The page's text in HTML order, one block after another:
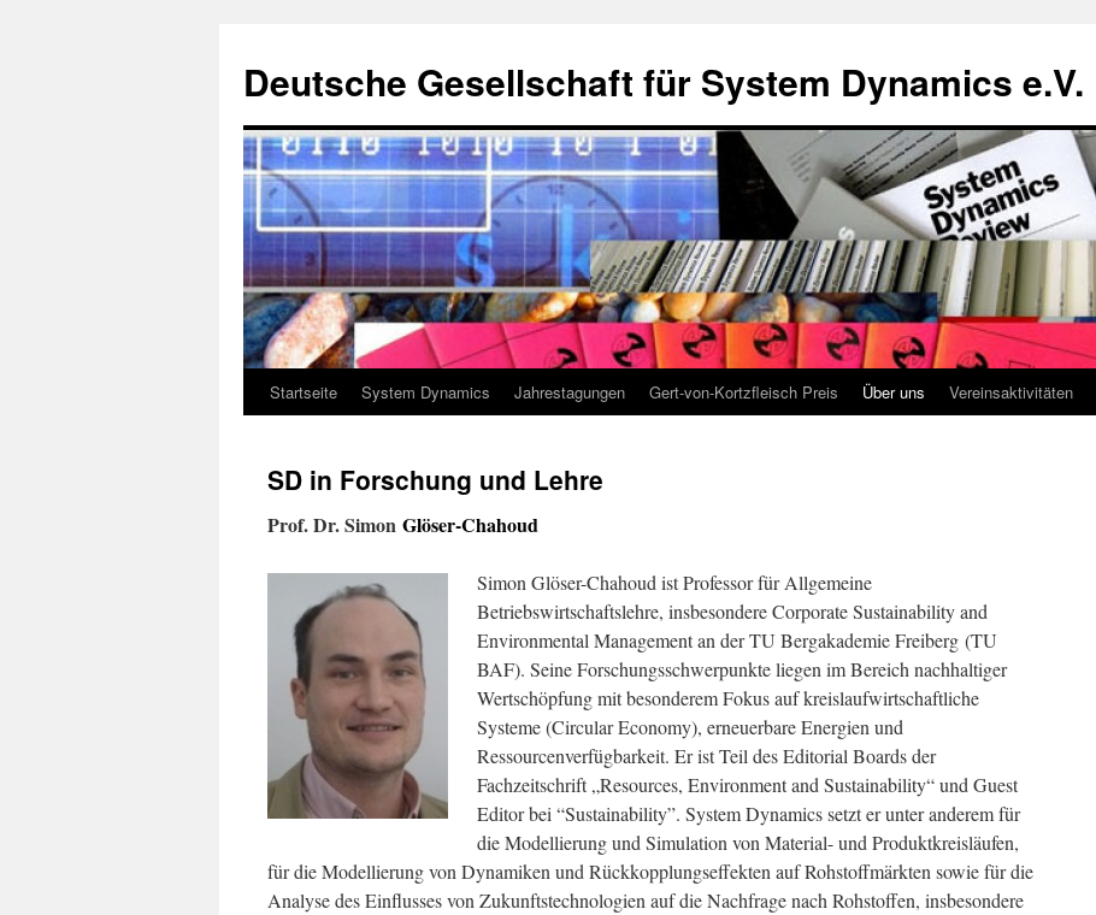
Deutsche Gesellschaft für System Dynamics e.V.
Zum
springen
Startseite System Dynamics Jahrestagungen Gert-von-Kortzfleisch Preis Über uns Vereinsaktivitäten
SD in Forschung und Lehre
Prof. Dr. Simon Glöser-Chahoud
Simon Glöser-Chahoud ist Professor für Allgemeine
Betriebswirtschaftslehre, insbesondere Corporate Sustainability and
Environmental Management an der TU Bergakademie Freiberg (TU
BAF). Seine Forschungsschwerpunkte liegen im Bereich nachhaltiger
Wertschöpfung mit besonderem Fokus auf kreislaufwirtschaftliche
Systeme (Circular Economy), erneuerbare Energien und
Ressourcenverfügbarkeit. Er ist Teil des Editorial Boards der
Fachzeitschrift „Resources, Environment and Sustainability“ und Guest
Editor bei “Sustainability”. System Dynamics setzt er unter anderem für
die Modellierung und Simulation von Material- und Produktkreisläufen,
für die Modellierung von Dynamiken und Rückkopplungseffekten auf Rohstoffmärkten sowie für die
Analyse des Einflusses von Zukunftstechnologien auf die Nachfrage nach Rohstoffen, insbesondere